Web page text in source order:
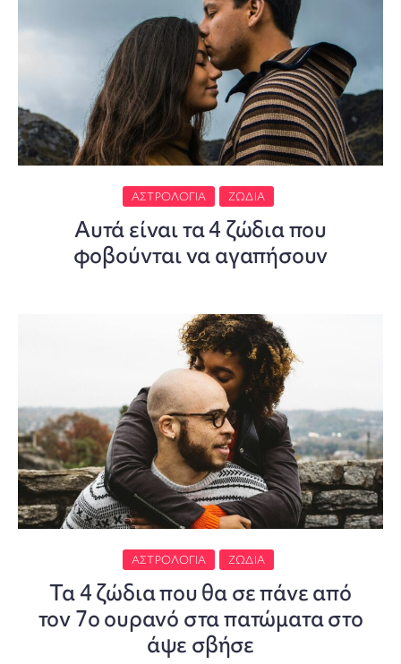
ΑΣΤΡΟΛΟΓΊΑ ΖΏΔΙΑ
Αυτά είναι τα 4 ζώδια που
φοβούνται να αγαπήσουν
ΑΣΤΡΟΛΟΓΊΑ ΖΏΔΙΑ
Τα 4 ζώδια που θα σε πάνε από
τον 7ο ουρανό στα πατώματα στο
άψε σβήσε